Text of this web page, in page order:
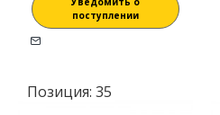
поступлении
Позиция: 35